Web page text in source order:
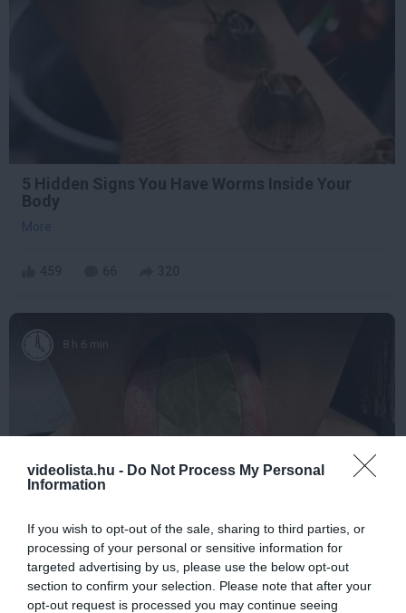
videolista.hu - Do Not Process My Personal
Information
If you wish to opt-out of the sale, sharing to third parties, or
processing of your personal or sensitive information for
targeted advertising by us, please use the below opt-out
section to confirm your selection. Please note that after your
opt-out request is processed you may continue seeing
5 Hidden Signs You Have Worms Inside Your
Body
More
8 h 6 min
This Simple Trick Removes All Parasites From
Your Body!
More